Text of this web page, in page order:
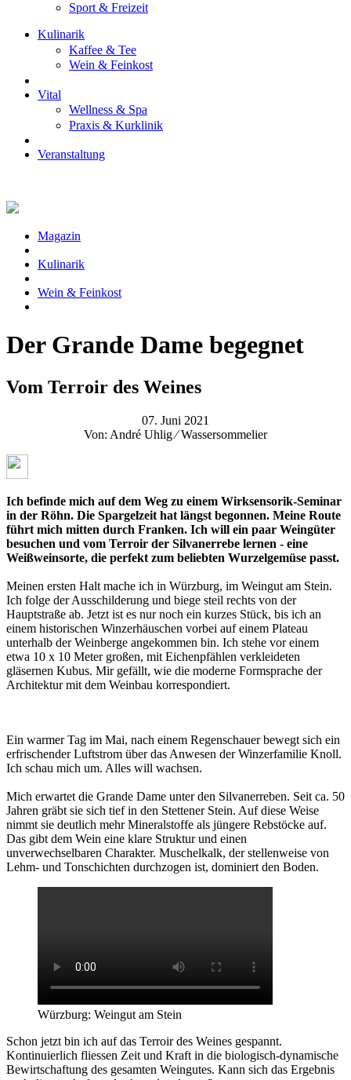
Sport & Freizeit
Kulinarik
Kaffee & Tee
Wein & Feinkost
Vital
Wellness & Spa
Praxis & Kurklinik
Veranstaltung
Magazin
Kulinarik
Wein & Feinkost
Der Grande Dame begegnet
Vom Terroir des Weines
07. Juni 2021
Von: André Uhlig ⁄ Wassersommelier
Ich befinde mich auf dem Weg zu einem Wirksensorik-Seminar
in der Röhn. Die Spargelzeit hat längst begonnen. Meine Route
führt mich mitten durch Franken. Ich will ein paar Weingüter
besuchen und vom Terroir der Silvanerrebe lernen - eine
Weißweinsorte, die perfekt zum beliebten Wurzelgemüse passt.
Meinen ersten Halt mache ich in Würzburg, im Weingut am Stein.
Ich folge der Ausschilderung und biege steil rechts von der
Hauptstraße ab. Jetzt ist es nur noch ein kurzes Stück, bis ich an
einem historischen Winzerhäuschen vorbei auf einem Plateau
unterhalb der Weinberge angekommen bin. Ich stehe vor einem
etwa 10 x 10 Meter großen, mit Eichenpfählen verkleideten
gläsernen Kubus. Mir gefällt, wie die moderne Formsprache der
Architektur mit dem Weinbau korrespondiert.
Ein warmer Tag im Mai, nach einem Regenschauer bewegt sich ein
erfrischender Luftstrom über das Anwesen der Winzerfamilie Knoll.
Ich schau mich um. Alles will wachsen.
Mich erwartet die Grande Dame unter den Silvanerreben. Seit ca. 50
Jahren gräbt sie sich tief in den Stettener Stein. Auf diese Weise
nimmt sie deutlich mehr Mineralstoffe als jüngere Rebstöcke auf.
Das gibt dem Wein eine klare Struktur und einen
unverwechselbaren Charakter. Muschelkalk, der stellenweise von
Lehm- und Tonschichten durchzogen ist, dominiert den Boden.
Würzburg: Weingut am Stein
Schon jetzt bin ich auf das Terroir des Weines gespannt.
Kontinuierlich fliessen Zeit und Kraft in die biologisch-dynamische
Bewirtschaftung des gesamten Weingutes. Kann sich das Ergebnis